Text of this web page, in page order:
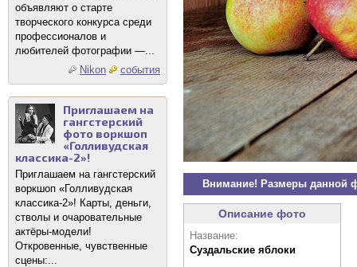
объявляют о старте
творческого конкурса среди
профессионалов и
любителей фотографии —...
Nikon
события
Приглашаем на
гангстерский
фото воркшоп
«Голливудская
классика-2»!
Приглашаем на гангстерский
воркшоп «Голливудская
классика-2»! Карты, деньги,
стволы и очаровательные
актёры-модели!
Откровенные, чувственные
сцены:...
Внимание! Размеры данной
Описание фото
Название:
Суздальские яблоки